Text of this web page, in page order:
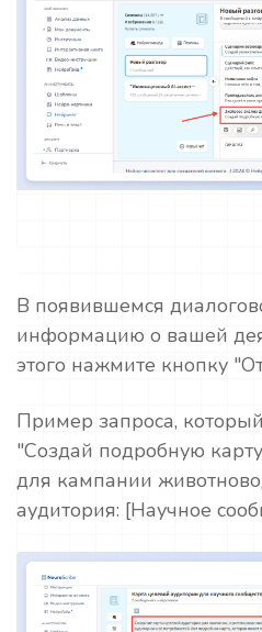
В появившемся
информацию о вашей
этого нажмите кнопку
Пример запроса,
"Создай подробную
для кампании
аудитория: [Научное